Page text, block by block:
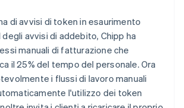
di avvisi di token in esaurimento
avvisi di addebito, Chipp ha
manuali di fatturazione che
il 25% del tempo del personale. Ora
i flussi di lavoro manuali
l'utilizzo dei token